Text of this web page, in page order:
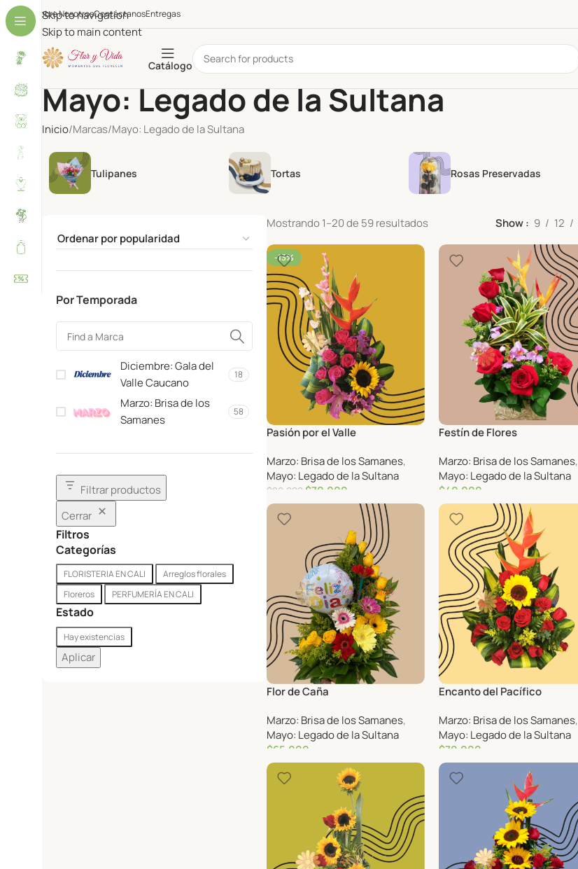
Skip to navigation
Skip to main content
Sobre NosotrosContáctanosEntregas
Catálogo
Mayo: Legado de la Sultana
Inicio Marcas Mayo: Legado de la Sultana
Tulipanes Tortas Rosas Preservadas
Por Temporada
Diciembre: Gala del
Valle Caucano
18
Marzo: Brisa de los
Samanes
58
Filtrar productos
Cerrar
Filtros
Categorías
FLORISTERIA EN CALI
Arreglos florales
Floreros
PERFUMERÍA EN CALI
Estado
Hay existencias
Aplicar
Mostrando 1–20 de 59 resultados Show 9 12
-13%
Pasión por el Valle
Marzo: Brisa de los Samanes,
Mayo: Legado de la Sultana
$80,000 $70,000
Festín de Flores
Marzo: Brisa de los Samanes,
Mayo: Legado de la Sultana
$40,000
Flor de Caña
Marzo: Brisa de los Samanes,
Mayo: Legado de la Sultana
$65,000
Encanto del Pacífico
Marzo: Brisa de los Samanes,
Mayo: Legado de la Sultana
$70,000